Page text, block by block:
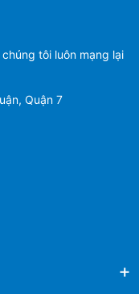
tôi luôn mạng lại
Quận 7